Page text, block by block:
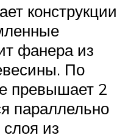
конструкции
фанера из
По
превышает 2
параллельно
из